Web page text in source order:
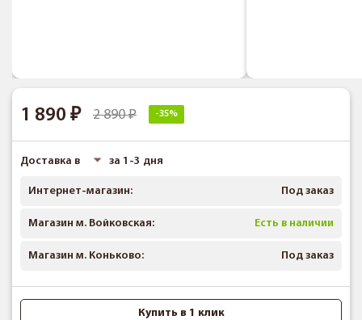
1 890 2 890 -35%
Доставка в за 1-3 дня
Интернет-магазин: Под заказ
Магазин м. Войковская: Есть в наличии
Магазин м. Коньково: Под заказ
Купить в 1 клик